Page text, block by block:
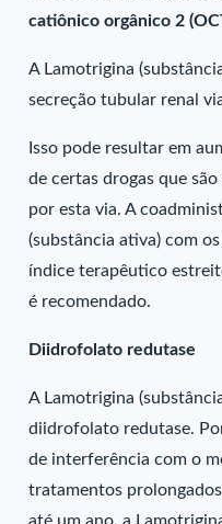
catiônico orgânico 2
A Lamotrigina
secreção tubular renal
Isso pode resultar em
de certas drogas que
por esta via. A
(substância ativa) com
índice terapêutico
é recomendado.
Diidrofolato redutase
A Lamotrigina
diidrofolato redutase.
de interferência com o
tratamentos